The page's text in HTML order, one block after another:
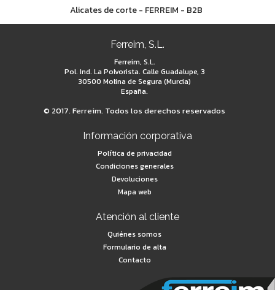
Alicates de corte - FERREIM - B2B
Ferreim, S.L.
Ferreim, S.L.
Pol. Ind. La Polvorista. Calle Guadalupe, 3
30500 Molina de Segura (Murcia)
España.
© 2017. Ferreim. Todos los derechos reservados
Información corporativa
Política de privacidad
Condiciones generales
Devoluciones
Mapa web
Atención al cliente
Quiénes somos
Formulario de alta
Contacto